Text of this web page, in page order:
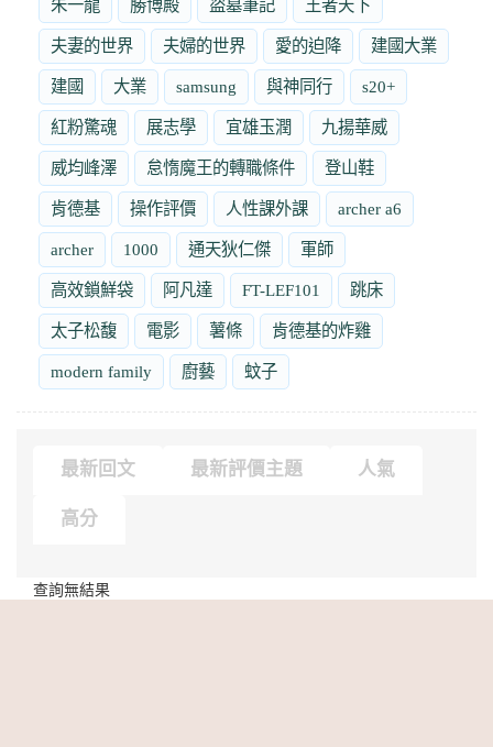
朱一龍 勝博殿 盜墓筆記 王者天下
夫妻的世界 夫婦的世界 愛的迫降 建國大業
建國 大業 samsung 與神同行 s20+
紅粉驚魂 展志學 宜雄玉潤 九揚華威
威均峰澤 怠惰魔王的轉職條件 登山鞋
肯德基 操作評價 人性課外課 archer a6
archer 1000 通天狄仁傑 軍師
高效鎖鮮袋 阿凡達 FT-LEF101 跳床
太子松馥 電影 薯條 肯德基的炸雞
modern family 廚藝 蚊子
最新回文 最新評價主題 人氣
高分
查詢無結果